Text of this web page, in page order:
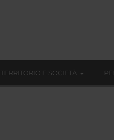
TERRITORIO E SOCIETÀ